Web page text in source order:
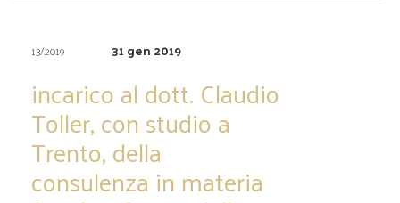
13/2019 31 gen 2019
incarico al dott. Claudio
Toller, con studio a
Trento, della
consulenza in materia